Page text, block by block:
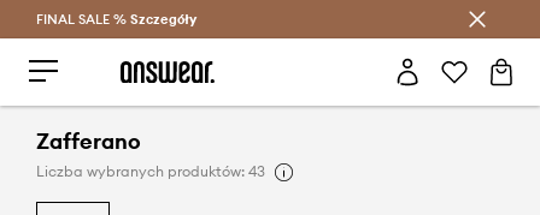
Oszczędzaj z Answear Club >
FINAL SALE % Szczegóły
Zafferano
Liczba wybranych produktów: 43